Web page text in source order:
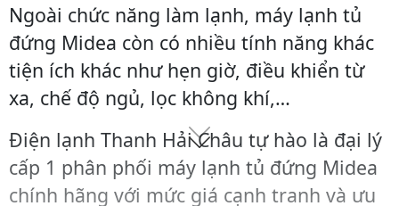
Ngoài chức năng làm lạnh, máy lạnh tủ
đứng Midea còn có nhiều tính năng khác
tiện ích khác như hẹn giờ, điều khiển từ
xa, chế độ ngủ, lọc không khí,…
Điện lạnh Thanh Hải Châu tự hào là đại lý
cấp 1 phân phối máy lạnh tủ đứng Midea
chính hãng với mức giá cạnh tranh và ưu